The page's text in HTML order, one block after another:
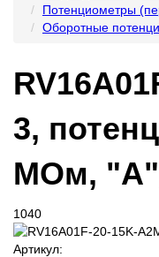
Потенциометры
Оборотные
3,
МОм,
1040
Артикул: